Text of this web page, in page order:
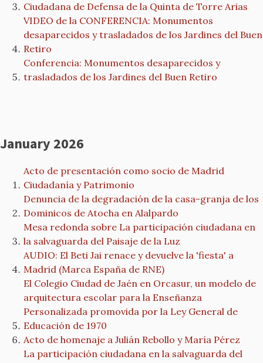
Ciudadana de Defensa de la Quinta de Torre Arias
VIDEO de la CONFERENCIA: Monumentos
desaparecidos y trasladados de los Jardines del Buen
Retiro
Conferencia: Monumentos desaparecidos y
trasladados de los Jardines del Buen Retiro
January 2026
Acto de presentación como socio de Madrid
Ciudadanía y Patrimonio
Denuncia de la degradación de la casa-granja de los
Dominicos de Atocha en Alalpardo
Mesa redonda sobre La participación ciudadana en
la salvaguarda del Paisaje de la Luz
AUDIO: El Beti Jai renace y devuelve la 'fiesta' a
Madrid (Marca España de RNE)
El Colegio Ciudad de Jaén en Orcasur, un modelo de
arquitectura escolar para la Enseñanza
Personalizada promovida por la Ley General de
Educación de 1970
Acto de homenaje a Julián Rebollo y María Pérez
La participación ciudadana en la salvaguarda del